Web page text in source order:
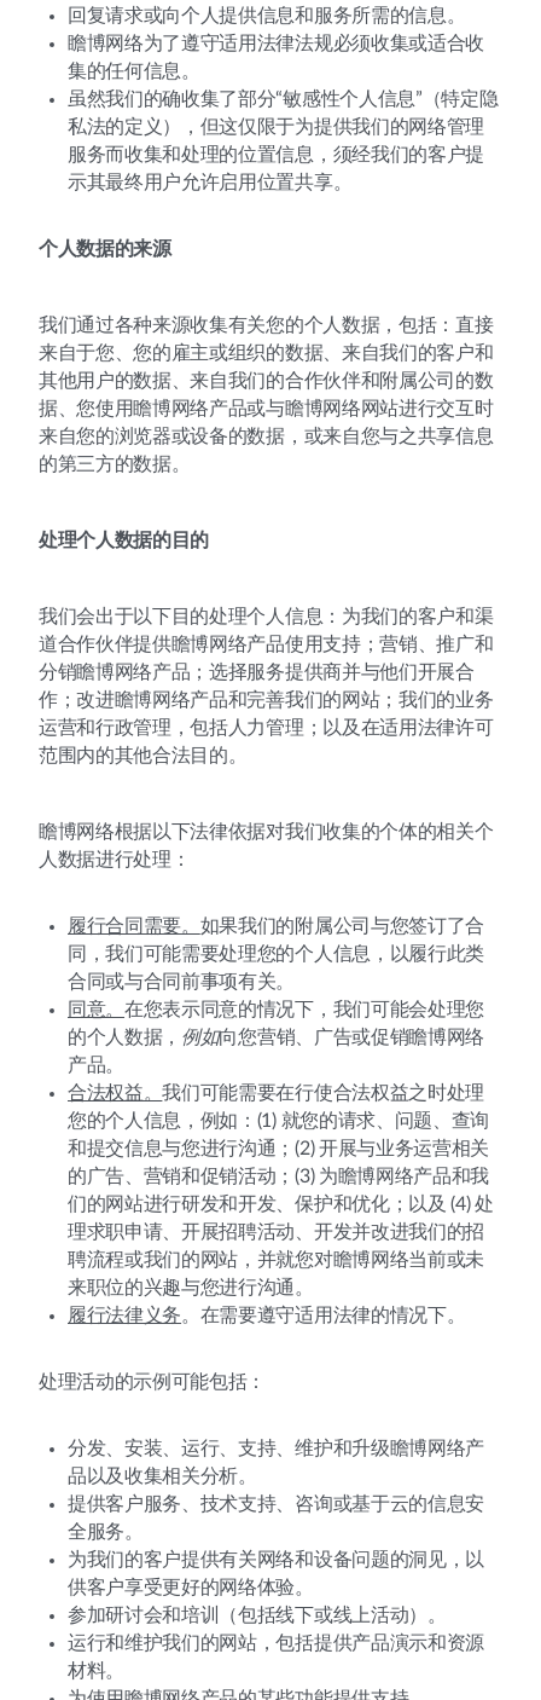
回复请求或向个人提供信息和服务所需的信息。
瞻博网络为了遵守适用法律法规必须收集或适合收
集的任何信息。
虽然我们的确收集了部分“敏感性个人信息”（特定隐
私法的定义），但这仅限于为提供我们的网络管理
服务而收集和处理的位置信息，须经我们的客户提
示其最终用户允许启用位置共享。
个人数据的来源
我们通过各种来源收集有关您的个人数据，包括：直接
来自于您、您的雇主或组织的数据、来自我们的客户和
其他用户的数据、来自我们的合作伙伴和附属公司的数
据、您使用瞻博网络产品或与瞻博网络网站进行交互时
来自您的浏览器或设备的数据，或来自您与之共享信息
的第三方的数据。
处理个人数据的目的
我们会出于以下目的处理个人信息：为我们的客户和渠
道合作伙伴提供瞻博网络产品使用支持；营销、推广和
分销瞻博网络产品；选择服务提供商并与他们开展合
作；改进瞻博网络产品和完善我们的网站；我们的业务
运营和行政管理，包括人力管理；以及在适用法律许可
范围内的其他合法目的。
瞻博网络根据以下法律依据对我们收集的个体的相关个
人数据进行处理：
履行合同需要。 如果我们的附属公司与您签订了合
同，我们可能需要处理您的个人信息，以履行此类
合同或与合同前事项有关。
同意。在您表示同意的情况下，我们可能会处理您
的个人数据， 例如向您营销、广告或促销瞻博网络
产品。
合法权益。我们可能需要在行使合法权益之时处理
您的个人信息，例如：(1) 就您的请求、问题、查询
和提交信息与您进行沟通；(2) 开展与业务运营相关
的广告、营销和促销活动；(3) 为瞻博网络产品和我
们的网站进行研发和开发、保护和优化；以及 (4) 处
理求职申请、开展招聘活动、开发并改进我们的招
聘流程或我们的网站，并就您对瞻博网络当前或未
来职位的兴趣与您进行沟通。
履行法律义务。在需要遵守适用法律的情况下。
处理活动的示例可能包括：
分发、安装、运行、支持、维护和升级瞻博网络产
品以及收集相关分析。
提供客户服务、技术支持、咨询或基于云的信息安
全服务。
为我们的客户提供有关网络和设备问题的洞见，以
供客户享受更好的网络体验。
参加研讨会和培训（包括线下或线上活动）。
运行和维护我们的网站，包括提供产品演示和资源
材料。